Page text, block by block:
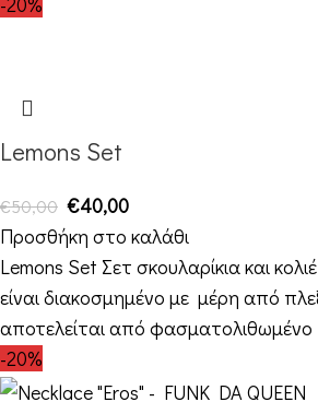
Lemons Set
€50,00 €40,00
Προσθήκη στο καλάθι
Lemons Set Σετ σκουλαρίκια και
είναι διακοσμημένο με μέρη από
αποτελείται από φασματολιθωμένο
-20%